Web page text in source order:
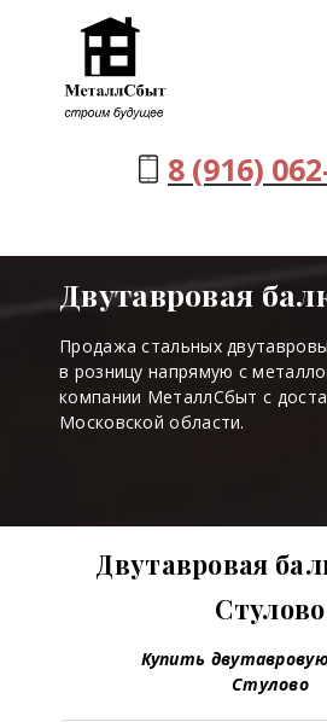
8 (916)
Двутавровая
Продажа стальных
в розницу напрямую с
компании МеталлСбыт с
Московской области.
Двутавровая
Стулово
Купить
Стулово